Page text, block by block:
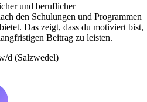
und beruflicher
den Schulungen und Programmen
Das zeigt, dass du motiviert bist,
Beitrag zu leisten.
d (Salzwedel)